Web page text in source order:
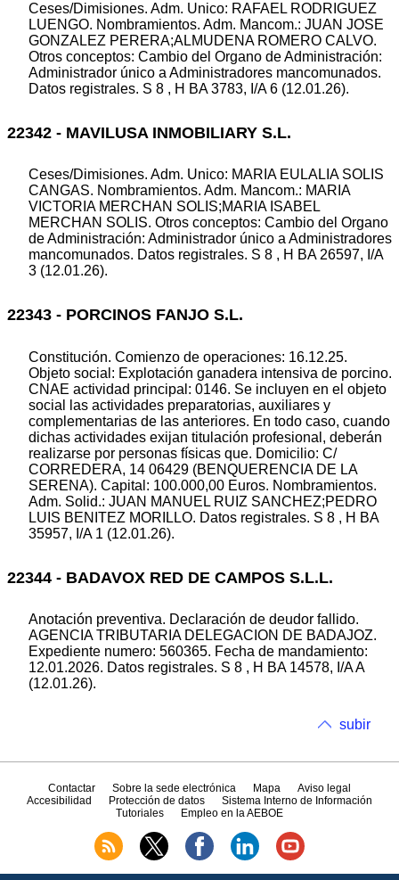
Ceses/Dimisiones. Adm. Unico: RAFAEL RODRIGUEZ
LUENGO. Nombramientos. Adm. Mancom.: JUAN JOSE
GONZALEZ PERERA;ALMUDENA ROMERO CALVO.
Otros conceptos: Cambio del Organo de Administración:
Administrador único a Administradores mancomunados.
Datos registrales. S 8 , H BA 3783, I/A 6 (12.01.26).
22342 - MAVILUSA INMOBILIARY S.L.
Ceses/Dimisiones. Adm. Unico: MARIA EULALIA SOLIS
CANGAS. Nombramientos. Adm. Mancom.: MARIA
VICTORIA MERCHAN SOLIS;MARIA ISABEL
MERCHAN SOLIS. Otros conceptos: Cambio del Organo
de Administración: Administrador único a Administradores
mancomunados. Datos registrales. S 8 , H BA 26597, I/A
3 (12.01.26).
22343 - PORCINOS FANJO S.L.
Constitución. Comienzo de operaciones: 16.12.25.
Objeto social: Explotación ganadera intensiva de porcino.
CNAE actividad principal: 0146. Se incluyen en el objeto
social las actividades preparatorias, auxiliares y
complementarias de las anteriores. En todo caso, cuando
dichas actividades exijan titulación profesional, deberán
realizarse por personas físicas que. Domicilio: C/
CORREDERA, 14 06429 (BENQUERENCIA DE LA
SERENA). Capital: 100.000,00 Euros. Nombramientos.
Adm. Solid.: JUAN MANUEL RUIZ SANCHEZ;PEDRO
LUIS BENITEZ MORILLO. Datos registrales. S 8 , H BA
35957, I/A 1 (12.01.26).
22344 - BADAVOX RED DE CAMPOS S.L.L.
Anotación preventiva. Declaración de deudor fallido.
AGENCIA TRIBUTARIA DELEGACION DE BADAJOZ.
Expediente numero: 560365. Fecha de mandamiento:
12.01.2026. Datos registrales. S 8 , H BA 14578, I/A A
(12.01.26).
subir
Contactar Sobre la sede electrónica Mapa
Aviso legal
Accesibilidad
Protección de datos
Sistema Interno de Información
Tutoriales
Empleo en la AEBOE